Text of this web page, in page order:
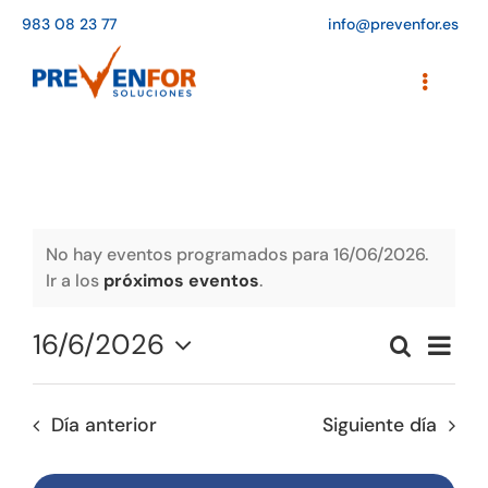
contenido
983 08 23 77 info@prevenfor.es
Toggle
Agenda de cursos
Adaptación a la LOPD
No hay eventos programados para 16/06/2026.
Ir a los próximos eventos.
Buscar
vistas
de
Día
16/6/2026
Seleccionar
Día anterior Siguiente día